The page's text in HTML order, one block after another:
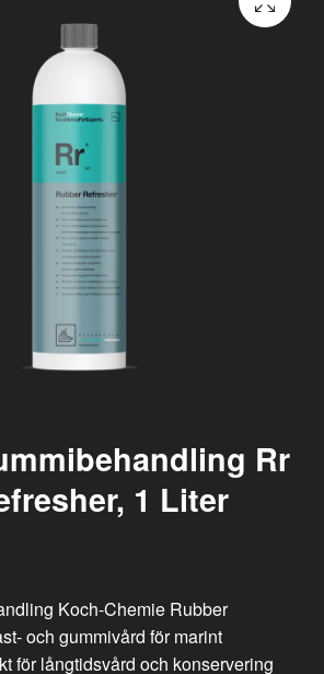
Rr
1 Liter
Koch-Chemie Rubber
och gummivård för marint
för långtidsvård och konservering